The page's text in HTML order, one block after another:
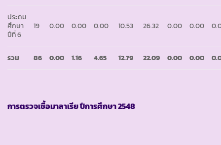
ประถม
ศึกษา
ปีที่ 6
19 0.00 0.00 0.00 10.53 26.32 0.00 0.00
รวม 86 0.00 1.16 4.65 12.79 22.09 0.00 0.00
การตรวจเชื้อมาลาเรีย ปีการศึกษา2548